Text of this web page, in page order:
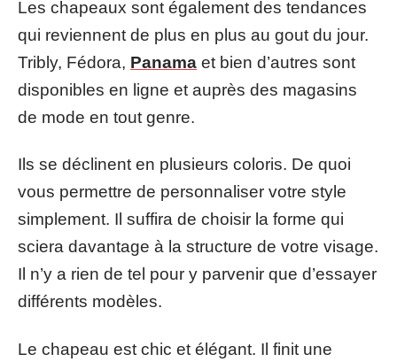
Les chapeaux sont également des tendances
qui reviennent de plus en plus au gout du jour.
Tribly, Fédora, Panama et bien d’autres sont
disponibles en ligne et auprès des magasins
de mode en tout genre.
Ils se déclinent en plusieurs coloris. De quoi
vous permettre de personnaliser votre style
simplement. Il suffira de choisir la forme qui
sciera davantage à la structure de votre visage.
Il n’y a rien de tel pour y parvenir que d’essayer
différents modèles.
Le chapeau est chic et élégant. Il finit une